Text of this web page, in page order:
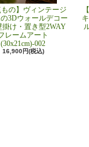
もの】ヴィンテージ
3Dウォールデコー
掛け・置き型2WAY
レームアート
(30x21cm)-002
16,900円(税込)